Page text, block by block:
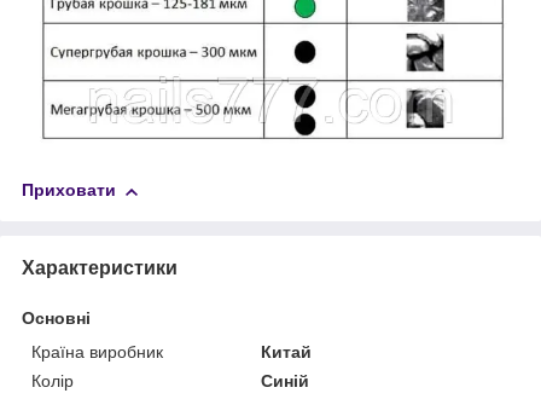
Приховати
Характеристики
Основні
Країна виробник
Китай
Колір
Синій